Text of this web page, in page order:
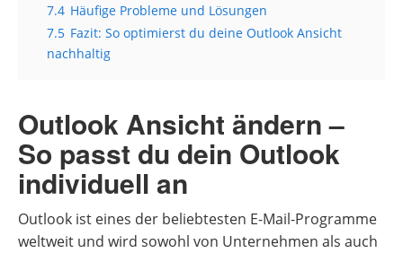
7.4 Häufige Probleme und Lösungen
7.5 Fazit: So optimierst du deine Outlook Ansicht
nachhaltig
Outlook Ansicht ändern –
So passt du dein Outlook
individuell an
Outlook ist eines der beliebtesten E-Mail-Programme
weltweit und wird sowohl von Unternehmen als auch